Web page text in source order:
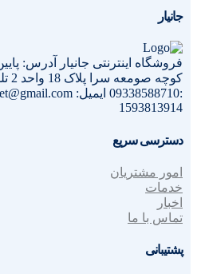
جانیار
فروشگاه اینترنتی جانیار آدرس:
1593813914
دسترسی سریع
امور مشتریان
خدمات
اخبار
تماس با ما
پشتیبانی